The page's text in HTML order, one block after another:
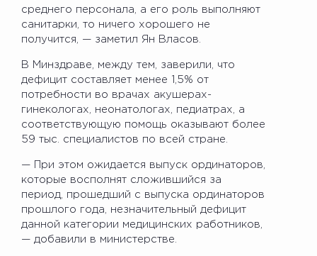
среднего персонала, а его роль выполняют
санитарки, то ничего хорошего не
получится, — заметил Ян Власов.
В Минздраве, между тем, заверили, что
дефицит составляет менее 1,5% от
потребности во врачах акушерах-
гинекологах, неонатологах, педиатрах, а
соответствующую помощь оказывают более
59 тыс. специалистов по всей стране.
— При этом ожидается выпуск ординаторов,
которые восполнят сложившийся за
период, прошедший с выпуска ординаторов
прошлого года, незначительный дефицит
данной категории медицинских работников,
— добавили в министерстве.